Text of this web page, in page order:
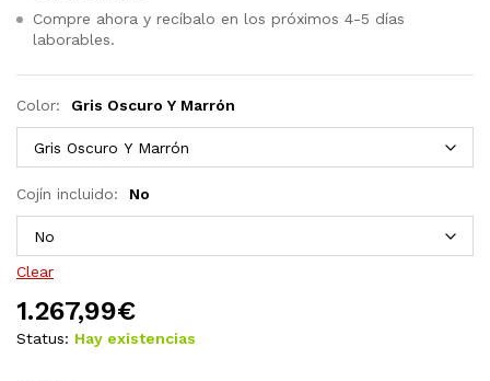
Compre ahora y recíbalo en los próximos 4-5 días
laborables.
Color: Gris Oscuro Y Marrón
Cojín incluido: No
Clear
1.267,99€
Status: Hay existencias